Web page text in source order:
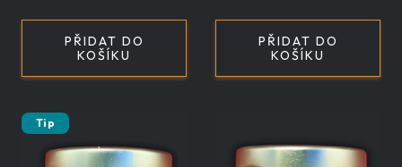
PŘIDAT DO
KOŠÍKU
PŘIDAT DO
KOŠÍKU
Tip